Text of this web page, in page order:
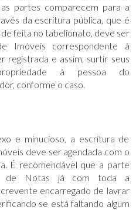
partes comparecem para a
da escritura pública, que é
feita no tabelionato, deve ser
Imóveis correspondente à
registrada e assim, surtir seus
à pessoa do
conforme o caso.
e minucioso, a escritura de
deve ser agendada com o
É recomendável que a parte
de Notas já com toda a
encarregado de lavrar
se está faltando algum